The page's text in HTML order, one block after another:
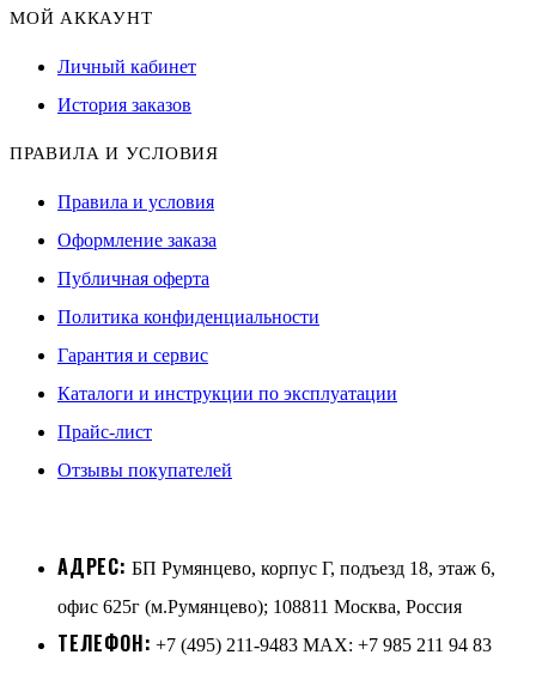
МОЙ АККАУНТ
Личный кабинет
История заказов
ПРАВИЛА И УСЛОВИЯ
Правила и условия
Оформление заказа
Публичная оферта
Политика конфиденциальности
Гарантия и сервис
Каталоги и инструкции по эксплуатации
Прайс-лист
Отзывы покупателей
АДРЕС: БП Румянцево, корпус Г, подъезд 18, этаж 6,
офис 625г (м.Румянцево); 108811 Москва, Россия
ТЕЛЕФОН: +7 (495) 211-9483 MAX: +7 985 211 94 83